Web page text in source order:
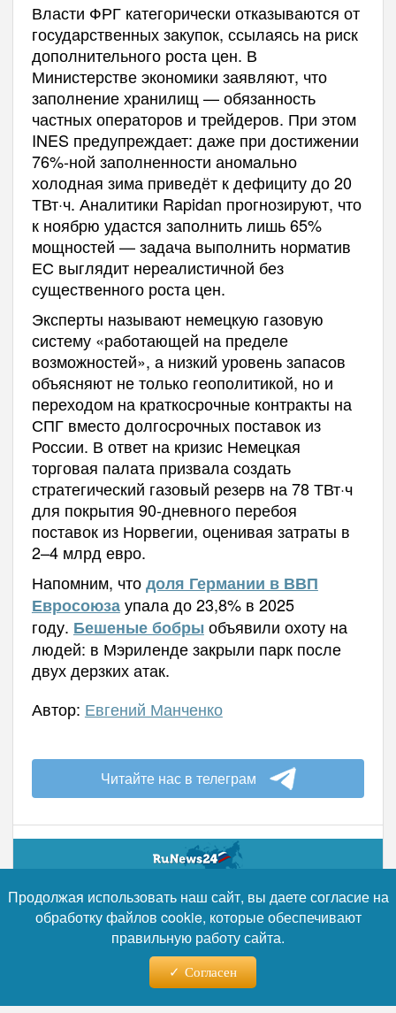
Власти ФРГ категорически отказываются от
государственных закупок, ссылаясь на риск
дополнительного роста цен. В
Министерстве экономики заявляют, что
заполнение хранилищ — обязанность
частных операторов и трейдеров. При этом
INES предупреждает: даже при достижении
76%-ной заполненности аномально
холодная зима приведёт к дефициту до 20
ТВт·ч. Аналитики Rapidan прогнозируют, что
к ноябрю удастся заполнить лишь 65%
мощностей — задача выполнить норматив
ЕС выглядит нереалистичной без
существенного роста цен.
Эксперты называют немецкую газовую
систему «работающей на пределе
возможностей», а низкий уровень запасов
объясняют не только геополитикой, но и
переходом на краткосрочные контракты на
СПГ вместо долгосрочных поставок из
России. В ответ на кризис Немецкая
торговая палата призвала создать
стратегический газовый резерв на 78 ТВт·ч
для покрытия 90-дневного перебоя
поставок из Норвегии, оценивая затраты в
2–4 млрд евро.
Напомним, чтодоля Германии в ВВП
Евросоюзаупала до 23,8% в 2025
году. Бешеные бобры объявили охоту на
людей: в Мэриленде закрыли парк после
двух дерзких атак.
Автор: Евгений Манченко
Читайте нас в телеграм
Турция ограничила
судоходство в Чёрном море
после атак на суда
Продолжая использовать наш сайт, вы даете согласие на
обработку файлов cookie, которые обеспечивают
правильную работу сайта.
Согласен